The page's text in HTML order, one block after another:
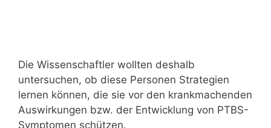
Die Wissenschaftler wollten deshalb
untersuchen, ob diese Personen Strategien
lernen können, die sie vor den krankmachenden
Auswirkungen bzw. der Entwicklung von PTBS-
Symptomen schützen.